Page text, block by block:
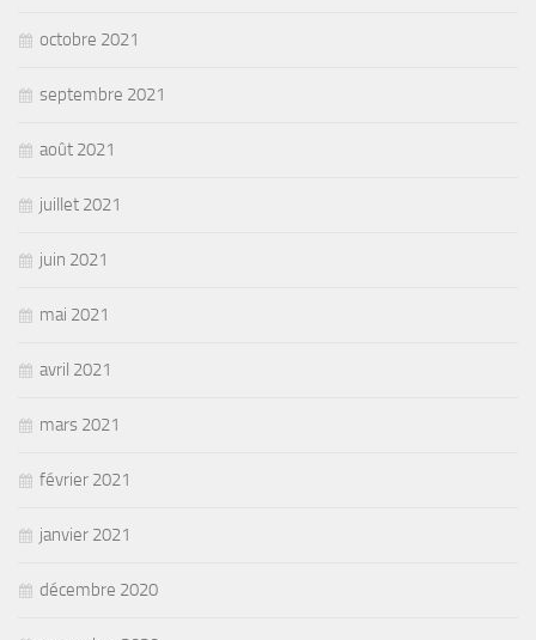
octobre 2021
septembre 2021
août 2021
juillet 2021
juin 2021
mai 2021
avril 2021
mars 2021
février 2021
janvier 2021
décembre 2020